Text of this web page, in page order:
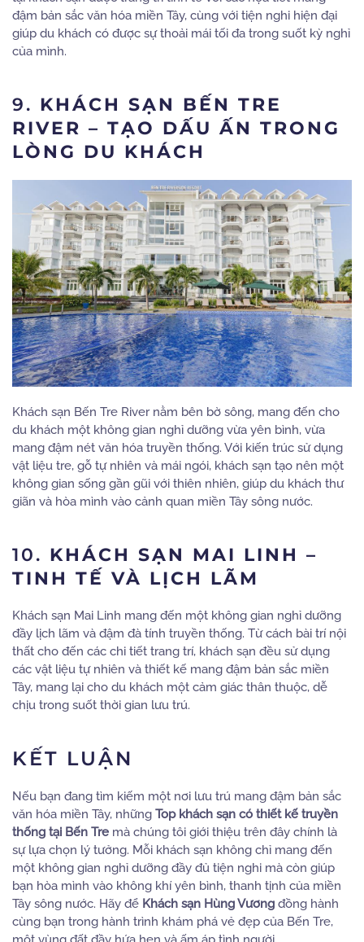
đậm bản sắc văn hóa miền Tây, cùng với tiện nghi hiện đại
giúp du khách có được sự thoải mái tối đa trong suốt kỳ nghỉ
của mình.
9. KHÁCH SẠN BẾN TRE
RIVER – TẠO DẤU ẤN TRONG
LÒNG DU KHÁCH
Khách sạn Bến Tre River nằm bên bờ sông, mang đến cho
du khách một không gian nghỉ dưỡng vừa yên bình, vừa
mang đậm nét văn hóa truyền thống. Với kiến trúc sử dụng
vật liệu tre, gỗ tự nhiên và mái ngói, khách sạn tạo nên một
không gian sống gần gũi với thiên nhiên, giúp du khách thư
giãn và hòa mình vào cảnh quan miền Tây sông nước.
10. KHÁCH SẠN MAI LINH –
TINH TẾ VÀ LỊCH LÃM
Khách sạn Mai Linh mang đến một không gian nghỉ dưỡng
đầy lịch lãm và đậm đà tính truyền thống. Từ cách bài trí nội
thất cho đến các chi tiết trang trí, khách sạn đều sử dụng
các vật liệu tự nhiên và thiết kế mang đậm bản sắc miền
Tây, mang lại cho du khách một cảm giác thân thuộc, dễ
chịu trong suốt thời gian lưu trú.
KẾT LUẬN
Nếu bạn đang tìm kiếm một nơi lưu trú mang đậm bản sắc
văn hóa miền Tây, những Top khách sạn có thiết kế truyền
thống tại Bến Tre mà chúng tôi giới thiệu trên đây chính là
sự lựa chọn lý tưởng. Mỗi khách sạn không chỉ mang đến
một không gian nghỉ dưỡng đầy đủ tiện nghi mà còn giúp
bạn hòa mình vào không khí yên bình, thanh tịnh của miền
Tây sông nước. Hãy để Khách sạn Hùng Vương đồng hành
cùng bạn trong hành trình khám phá vẻ đẹp của Bến Tre,